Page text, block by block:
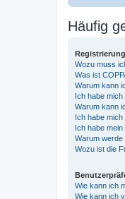
Häufig
Wozu muss
Was ist
Warum kann
Ich habe
Warum kann
Ich habe
Ich habe
Warum werde
Wozu ist die
Wie kann ich
Wie kann ich